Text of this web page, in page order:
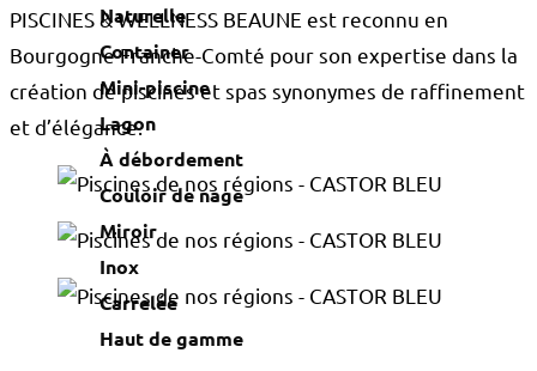
Naturelle
Container
Mini-piscine
Lagon
À débordement
Couloir de nage
Miroir
Inox
Carrelée
Haut de gamme
PISCINES & WELLNESS BEAUNE est reconnu en
Bourgogne Franche-Comté pour son expertise dans la
création de piscines et spas synonymes de raffinement
et d’élégance.